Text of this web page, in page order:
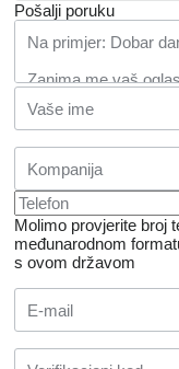
Pošalji poruku
Molimo provjerite broj
međunarodnom
s ovom državom